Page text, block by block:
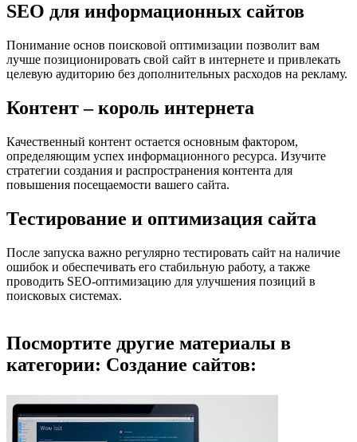
SEO для информационных сайтов
Понимание основ поисковой оптимизации позволит вам
лучше позиционировать свой сайт в интернете и привлекать
целевую аудиторию без дополнительных расходов на рекламу.
Контент – король интернета
Качественный контент остается основным фактором,
определяющим успех информационного ресурса. Изучите
стратегии создания и распространения контента для
повышения посещаемости вашего сайта.
Тестирование и оптимизация сайта
После запуска важно регулярно тестировать сайт на наличие
ошибок и обеспечивать его стабильную работу, а также
проводить SEO-оптимизацию для улучшения позиций в
поисковых системах.
Посмортите другие материалы в
категории: Создание сайтов: